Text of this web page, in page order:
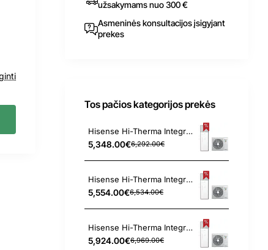
užsakymams nuo 300 €
Asmeninės konsultacijos įsigyjant
prekes
Tos pačios kategorijos prekės
Hisense Hi-Therma Integra Combi AHW-044HCDS1 - AHS-044HCDSAA-23 4.4 kW oras-vanduo šilumos siurblys
5,348.00€6,292.00€
Hisense Hi-Therma Integra Combi AHW-060HCDS1 - AHS-060HCDSAA-23 6.0 kW oras-vanduo šilumos siurblys
5,554.00€6,534.00€
Hisense Hi-Therma Integra Combi AHW-080HCDS1 - AHS-080HCDSAA-23 8.0 kW oras-vanduo šilumos siurblys
5,924.00€6,969.00€